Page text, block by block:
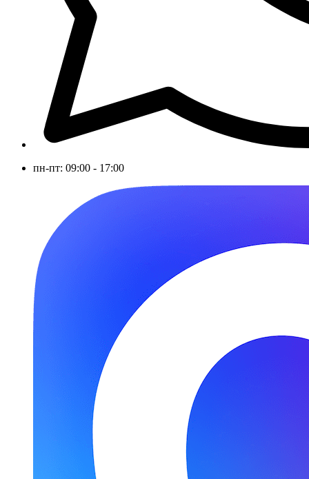
пн-пт: 09:00 - 17:00